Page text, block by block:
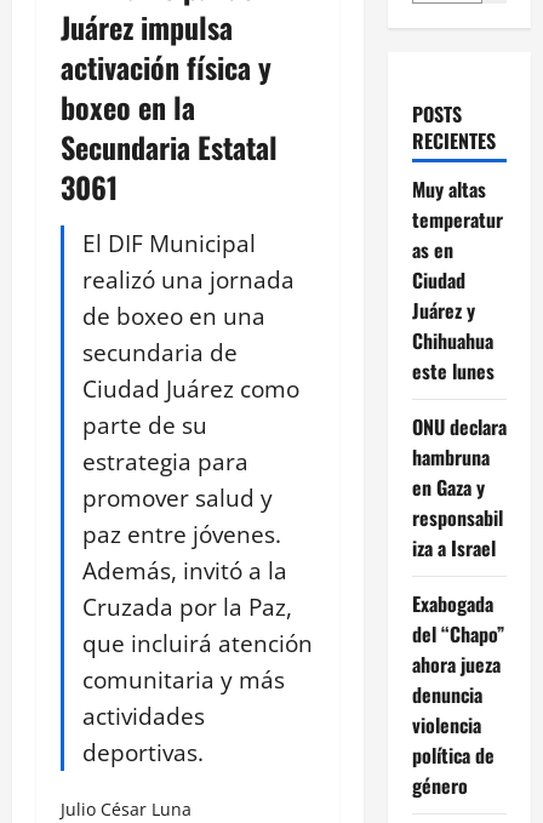
Juárez impulsa
activación física y
boxeo en la
Secundaria Estatal
3061
El DIF Municipal
realizó una jornada
de boxeo en una
secundaria de
Ciudad Juárez como
parte de su
estrategia para
promover salud y
paz entre jóvenes.
Además, invitó a la
Cruzada por la Paz,
que incluirá atención
comunitaria y más
actividades
deportivas.
Julio César Luna
POSTS
RECIENTES
Muy altas
temperatur
as en
Ciudad
Juárez y
Chihuahua
este lunes
ONU declara
hambruna
en Gaza y
responsabil
iza a Israel
Exabogada
del “Chapo”
ahora jueza
denuncia
violencia
política de
género